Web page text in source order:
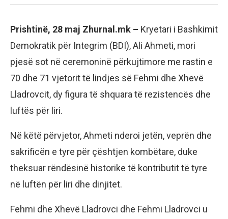
Prishtinë, 28 maj Zhurnal.mk – Kryetari i Bashkimit
Demokratik për Integrim (BDI), Ali Ahmeti, mori
pjesë sot në ceremoninë përkujtimore me rastin e
70 dhe 71 vjetorit të lindjes së Fehmi dhe Xhevë
Lladrovcit, dy figura të shquara të rezistencës dhe
luftës për liri.
Në këtë përvjetor, Ahmeti nderoi jetën, veprën dhe
sakrificën e tyre për çështjen kombëtare, duke
theksuar rëndësinë historike të kontributit të tyre
në luftën për liri dhe dinjitet.
Fehmi dhe Xhevë Lladrovci dhe Fehmi Lladrovci u